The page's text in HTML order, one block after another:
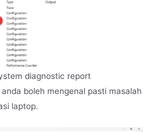
diagnostic report
boleh mengenal pasti masalah
laptop.